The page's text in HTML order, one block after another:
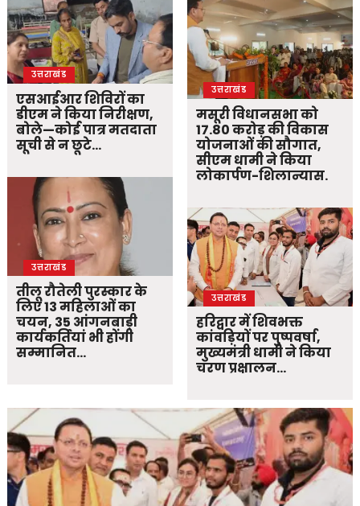
उत्तराखंड
एसआईआर शिविरों का
डीएम ने किया निरीक्षण,
बोले—कोई पात्र मतदाता
सूची से न छूटे…
उत्तराखंड
तीलू रौतेली पुरस्कार के
लिए 13 महिलाओं का
चयन, 35 आंगनबाड़ी
कार्यकर्तियां भी होंगी
सम्मानित…
उत्तराखंड
मसूरी विधानसभा को
17.80 करोड़ की विकास
योजनाओं की सौगात,
सीएम धामी ने किया
लोकार्पण-शिलान्यास.
उत्तराखंड
हरिद्वार में शिवभक्त
कांवड़ियों पर पुष्पवर्षा,
मुख्यमंत्री धामी ने किया
चरण प्रक्षालन…